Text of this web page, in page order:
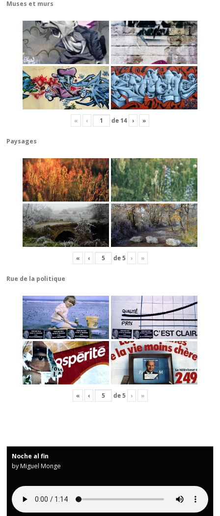
Muses et murs
« ‹ de 14 › »
Paysages
« ‹ de5 › »
Rue de la politique
« ‹ de5 › »
Noche al fin
by Miguel Monge